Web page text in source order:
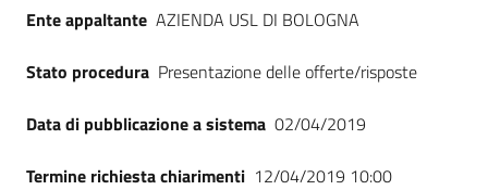
Ente appaltante AZIENDA USL DI BOLOGNA
Stato procedura Presentazione delle offerte/risposte
Data di pubblicazione a sistema 02/04/2019
Termine richiesta chiarimenti 12/04/2019 10:00